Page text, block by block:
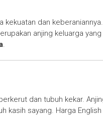
dan
anjing keluarga
.
dan tubuh kekar.
kasih sayang. Harga